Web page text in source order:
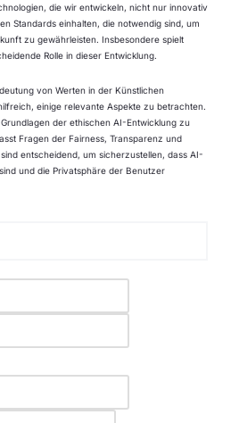
die wir entwickeln, nicht nur innovativ
Standards einhalten, die notwendig sind, um
zu gewährleisten. Insbesondere spielt
Rolle in dieser Entwicklung.
von Werten in der Künstlichen
einige relevante Aspekte zu betrachten.
der ethischen AI-Entwicklung zu
Fragen der Fairness, Transparenz und
entscheidend, um sicherzustellen, dass AI-
und die Privatsphäre der Benutzer